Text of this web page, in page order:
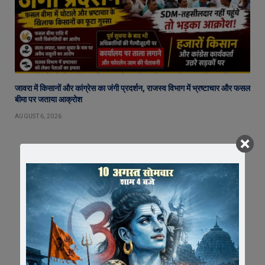
जावरा में किसानों और कांग्रेस का जंगी प्रदर्शन, राजस्व विभाग में भ्रष्टाचार और फसल
बीमा पर जताया आक्रोश
AUGUST 6, 2026